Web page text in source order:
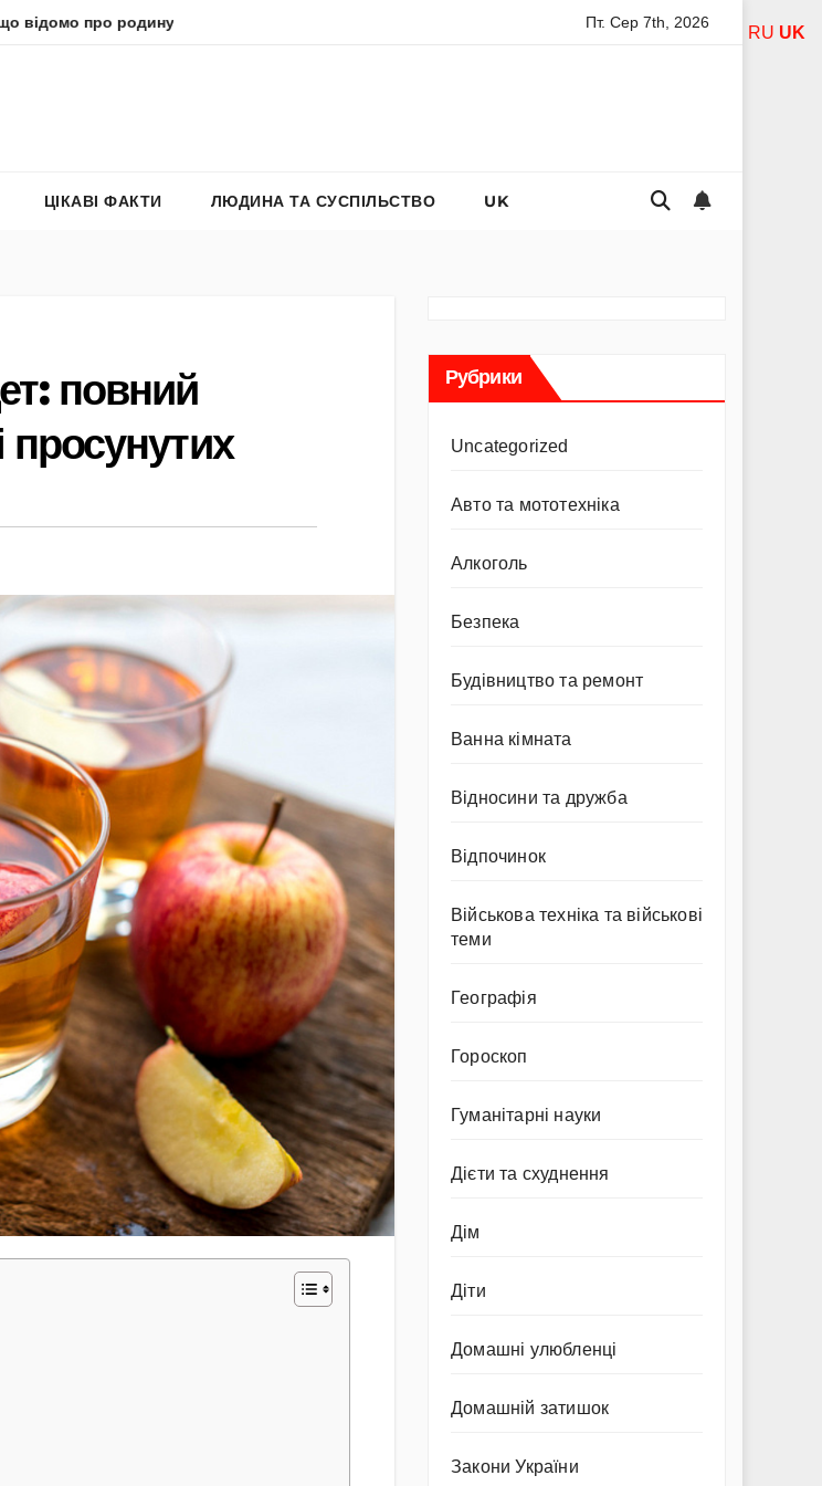
політика Молитва пресвятої богородиці за дітей: слова захисту і материнського тепла
Пт. Сер 7th, 2026
ЦІКАВІ ФАКТИ ЛЮДИНА ТА СУСПІЛЬСТВО UK
повний
просунутих
Рубрики
Uncategorized
Авто та мототехніка
Алкоголь
Безпека
Будівництво та ремонт
Ванна кімната
Відносини та дружба
Відпочинок
Військова техніка та військові
теми
Географія
Гороскоп
Гуманітарні науки
Дієти та схуднення
Дім
Діти
Домашні улюбленці
Домашній затишок
Закони України
RU UK